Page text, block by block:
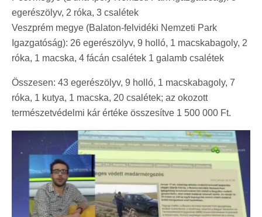
egerészölyv, 2 róka, 3 csalétek
Veszprém megye (Balaton-felvidéki Nemzeti Park
Igazgatóság): 26 egerészölyv, 9 holló, 1 macskabagoly, 2
róka, 1 macska, 4 fácán csalétek 1 galamb csalétek
Összesen: 43 egerészölyv, 9 holló, 1 macskabagoly, 7
róka, 1 kutya, 1 macska, 20 csalétek; az okozott
természetvédelmi kár értéke összesítve 1 500 000 Ft.